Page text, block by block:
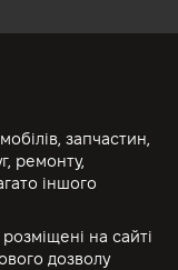
запчастин,
ремонту,
іншого
на сайті
дозволу